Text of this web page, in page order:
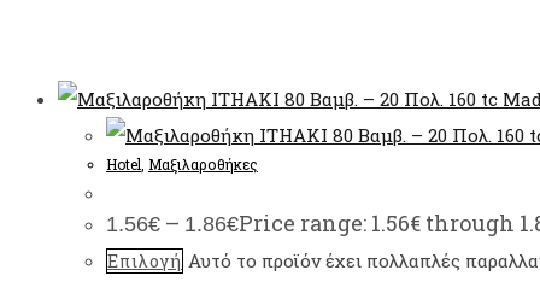
Hotel Μαξιλαροθήκες
1.56€ – 1.86€Price range: 1.56€ through
Επιλογή Αυτό το προϊόν έχει πολλαπλές